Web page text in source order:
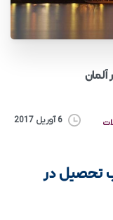
6 آوریل 2017
تحصیل در